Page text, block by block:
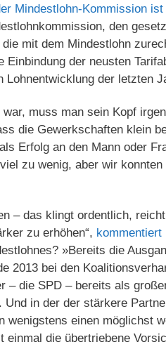
Mindestlohn-Kommission
den
mit dem Mindestlohn
der neusten
der letzten
muss man sein Kopf
die Gewerkschaften klein
Erfolg an den Mann oder
zu wenig, aber wir
– das klingt ordentlich,
zu erhöhen“, kommentiert
»Bereits die
2013 bei den
die SPD – bereits als
in der der stärkere
wenigstens einen möglichst
die übertriebene